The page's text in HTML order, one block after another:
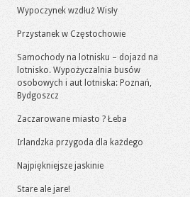
Wypoczynek wzdłuż Wisły
Przystanek w Częstochowie
Samochody na lotnisku – dojazd na
lotnisko. Wypożyczalnia busów
osobowych i aut lotniska: Poznań,
Bydgoszcz
Zaczarowane miasto ? Łeba
Irlandzka przygoda dla każdego
Najpiękniejsze jaskinie
Stare ale jare!